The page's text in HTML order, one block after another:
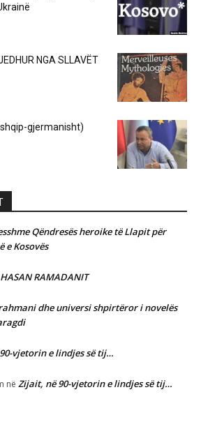
NGA SLLAVËT
gjermanisht)
Qëndresës heroike të Llapit për
e Kosovës
RAMADANIT
dhe universi shpirtëror i novelës
vjetorin e lindjes së tij…
në Zijait, në 90-vjetorin e lindjes së tij…